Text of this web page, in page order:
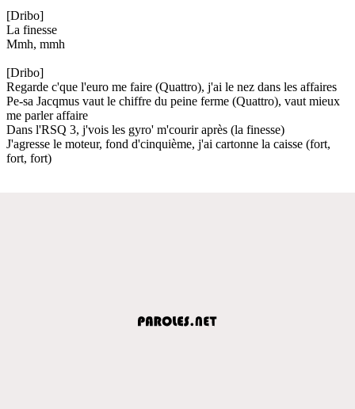
[Dribo]
La finesse
Mmh, mmh
[Dribo]
Regarde c'que l'euro me faire (Quattro), j'ai le nez dans les affaires
Pe-sa Jacqmus vaut le chiffre du peine ferme (Quattro), vaut mieux
me parler affaire
Dans l'RSQ 3, j'vois les gyro' m'courir après (la finesse)
J'agresse le moteur, fond d'cinquième, j'ai cartonne la caisse (fort,
fort, fort)